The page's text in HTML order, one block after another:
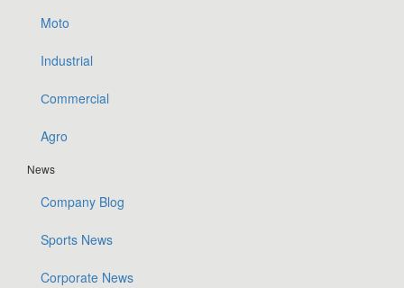
Moto
Industrial
Сommercial
Agro
News
Company Blog
Sports News
Corporate News